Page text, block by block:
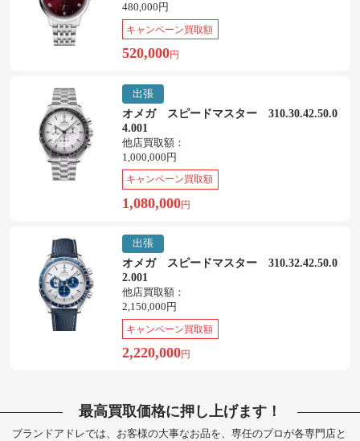
480,000円
キャンペーン買取額
520,000円
出張
オメガ スピードマスター 310.30.42.50.0
4.001
他店買取額：
1,000,000円
キャンペーン買取額
1,080,000円
出張
オメガ スピードマスター 310.32.42.50.0
2.001
他店買取額：
2,150,000円
キャンペーン買取額
2,220,000円
最高買取価格に押し上げます！
ブランドアドレでは、お客様の大事なお品を、専任のプロが各専門店と